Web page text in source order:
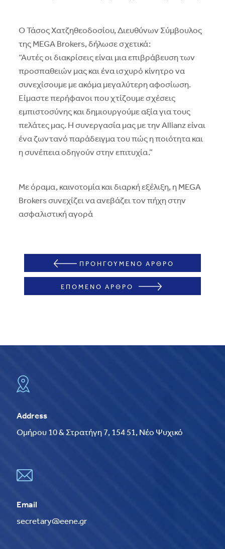
Ο Τάσος Χατζηθεοδοσίου, Διευθύνων Σύμβουλος
της MEGA Brokers, δήλωσε σχετικά:
“Αυτές οι διακρίσεις είναι μια επιβράβευση των
προσπαθειών μας και ένα ισχυρό κίνητρο να
συνεχίσουμε με ακόμα μεγαλύτερη αφοσίωση.
Είμαστε περήφανοι που χτίζουμε σχέσεις
εμπιστοσύνης και δημιουργούμε αξία για τους
πελάτες μας. Η συνεργασία μας με την Allianz είναι
ένα ζωντανό παράδειγμα του πώς η ποιότητα και
η συνέπεια οδηγούν στην επιτυχία.”
Με όραμα, καινοτομία και διαρκή εξέλιξη, η MEGA
Brokers συνεχίζει να ανεβάζει τον πήχη στην
ασφαλιστική αγορά
ΠΡΟΗΓΟΥΜΕΝΟ ΑΡΘΡΟ
ΕΠΟΜΕΝΟ ΑΡΘΡΟ
Address
Ομήρου 10 & Στρατήγη 7, 154 51, Νέο Ψυχικό
Email
secretary@eene.gr